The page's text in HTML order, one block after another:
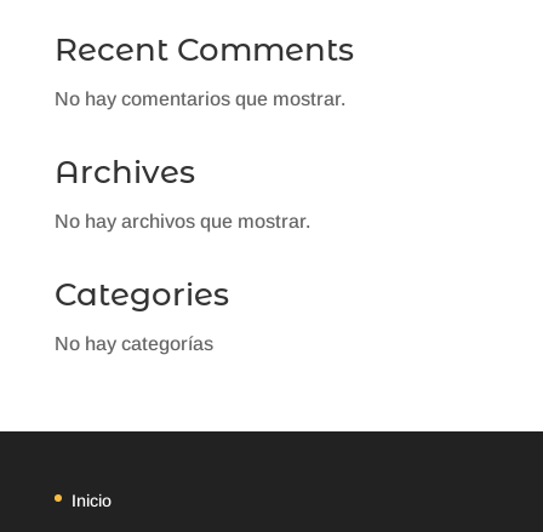
Recent Comments
No hay comentarios que mostrar.
Archives
No hay archivos que mostrar.
Categories
No hay categorías
Inicio